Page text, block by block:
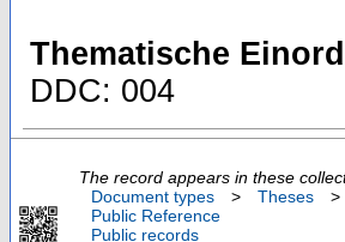
Thematische
DDC: 004
The record appears in these
Document types
> Theses >
Public Reference
Public records